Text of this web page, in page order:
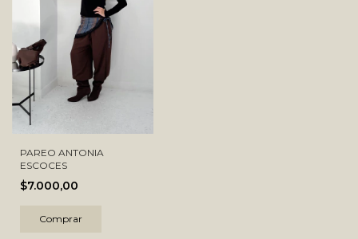
PAREO ANTONIA
ESCOCES
$7.000,00
Comprar